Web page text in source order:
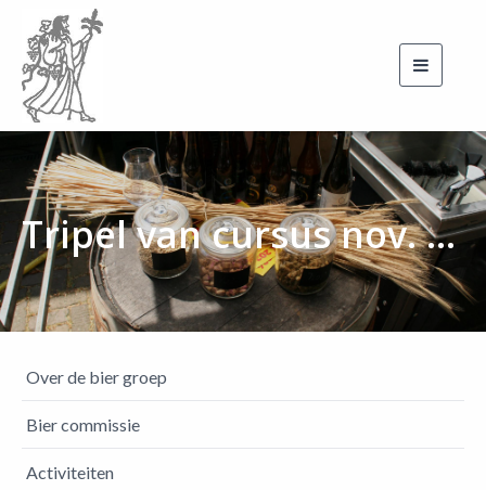
Toggle
Tripel van cursus nov. 2025
Over de bier groep
Bier commissie
Activiteiten